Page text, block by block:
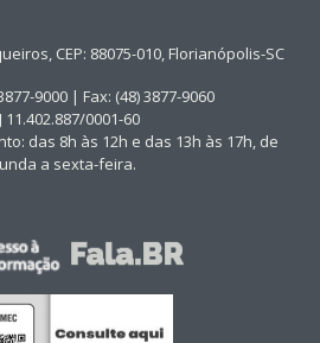
CEP: 88075-010, Florianópolis-SC
9000 | Fax: (48) 3877-9060
11.402.887/0001-60
das 8h às 12h e das 13h às 17h, de
a sexta-feira.